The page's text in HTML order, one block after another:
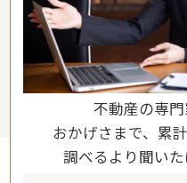
不動産の専
おかげさまで、累
調べるより聞い